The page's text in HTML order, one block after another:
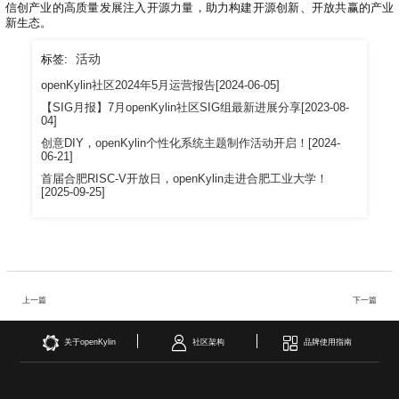
i
信创产业的高质量发展注入开源力量，助力构建开源创新、开放共赢的产业
新生态。
标签: 活动
openKylin社区2024年5月运营报告[2024-06-05]
【SIG月报】7月openKylin社区SIG组最新进展分享[2023-08-
04]
创意DIY，openKylin个性化系统主题制作活动开启！[2024-
06-21]
首届合肥RISC-V开放日，openKylin走进合肥工业大学！
[2025-09-25]
上一篇 下一篇
关于openKylin 社区架构 品牌使用指南